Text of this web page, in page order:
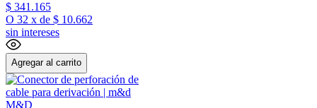
$ 341 .165
O 32 x de $ 10.662
sin intereses
Agregar al carrito
M&D